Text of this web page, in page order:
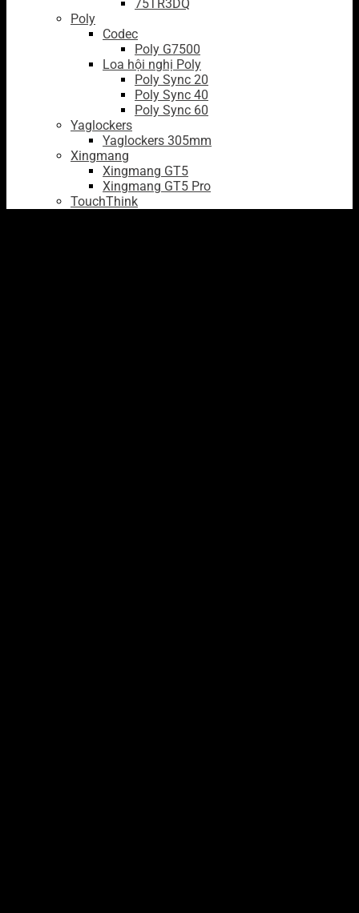
75TR3DQ
Poly
Codec
Poly G7500
Loa hội nghị Poly
Poly Sync 20
Poly Sync 40
Poly Sync 60
Yaglockers
Yaglockers 305mm
Xingmang
Xingmang GT5
Xingmang GT5 Pro
TouchThink